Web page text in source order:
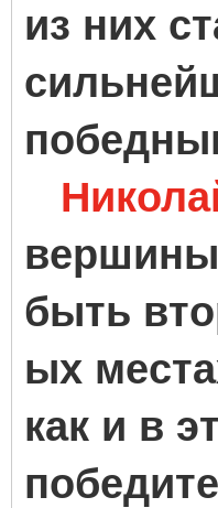
из них
быть
ых
как и в